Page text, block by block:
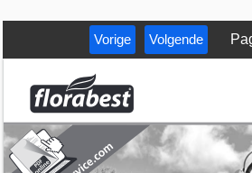
Vorige Volgende